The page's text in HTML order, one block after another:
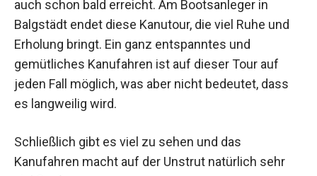
auch schon bald erreicht. Am Bootsanleger in
Balgstädt endet diese Kanutour, die viel Ruhe und
Erholung bringt. Ein ganz entspanntes und
gemütliches Kanufahren ist auf dieser Tour auf
jeden Fall möglich, was aber nicht bedeutet, dass
es langweilig wird.
Schließlich gibt es viel zu sehen und das
Kanufahren macht auf der Unstrut natürlich sehr